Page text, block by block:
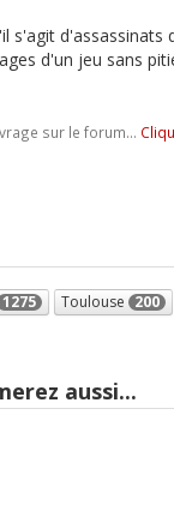
s'agit d'assassinats
d'un jeu sans
sur le forum...
1275 Toulouse 200
aussi...